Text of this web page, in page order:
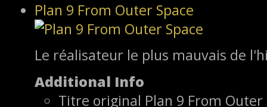
Plan 9 From Outer Space
Le réalisateur le plus mauvais de
Additional Info
Titre original Plan 9 From Outer